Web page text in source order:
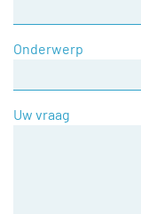
Onderwerp
Uw vraag